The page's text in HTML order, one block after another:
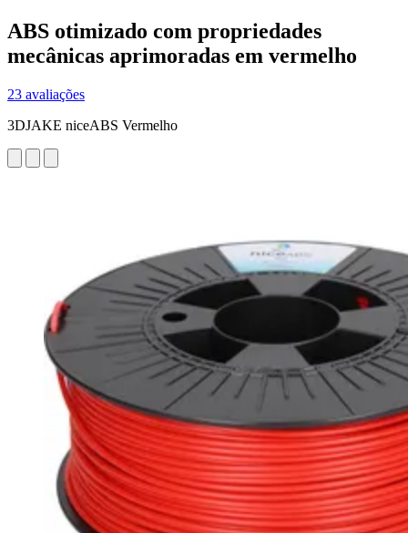
ABS otimizado com propriedades
mecânicas aprimoradas em vermelho
23 avaliações
3DJAKE niceABS Vermelho